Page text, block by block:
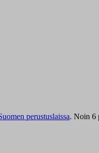
perustuslaissa. Noin 6